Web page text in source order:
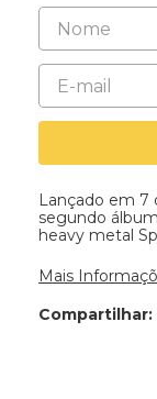
Lançado em 7
segundo
heavy metal
Mais
Compartilhar